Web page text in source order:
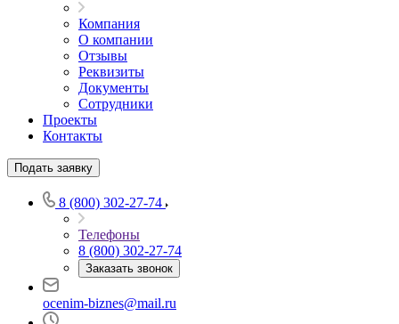
Компания
О компании
Отзывы
Реквизиты
Документы
Сотрудники
Проекты
Контакты
Подать заявку
8 (800) 302-27-74
Телефоны
8 (800) 302-27-74
Заказать звонок
ocenim-biznes@mail.ru
Выберите ваш город
Например: Отрадное
Аксай